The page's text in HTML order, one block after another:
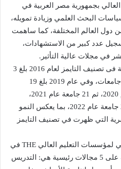
بجمهورية مصر العربية في
البحث العلمي وزيادة تمويله،
دول العالم المختلفة، كما ساهمت
عدد كبير من الاستشهادات،
في مجلات عالية التأثير.
يذكر أن عدد الجامعات المصرية فى تصنيف التايمز لعام 2016 بلغ 3
جامعات، وفي عام 2017 بلغ 8 جامعات، وفي عام 2019 بلغ 19
جامعة، وزاد إلى 20 جامعة عام 2020، ثم 21 جامعة عام 2021،
وتنامى هذا العدد ليصل إلى 23 جامعة عام 2022، بما يعكس النمو
التي ظهرت في تصنيف التايمز
ويعتمد تصنيف التايمز البريطاني لمؤسسات التعليم العالي THE في
تقييم أفضل الجامعات العالمية على 5 مجالات رئيسية هي: التدريس